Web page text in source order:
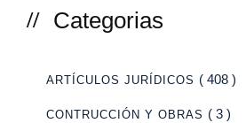
Categorias
ARTÍCULOS JURÍDICOS ( 408 )
CONTRUCCIÓN Y OBRAS ( 3 )